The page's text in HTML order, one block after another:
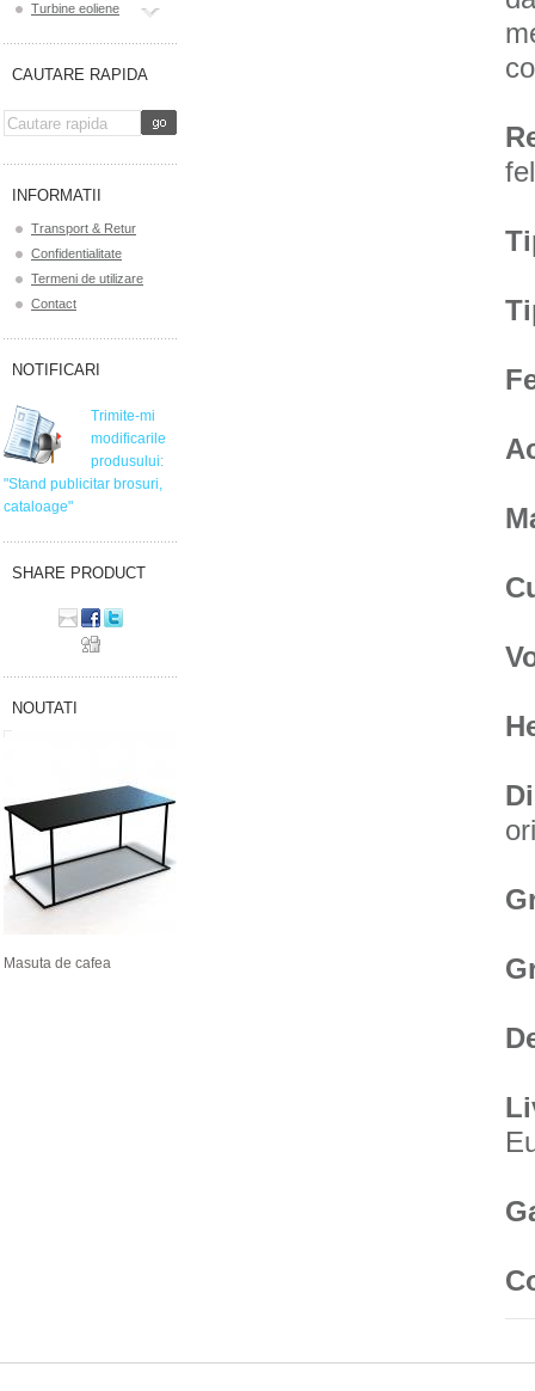
Turbine eoliene
CAUTARE RAPIDA
INFORMATII
Transport & Retur
Confidentialitate
Termeni de utilizare
Contact
NOTIFICARI
Trimite-mi
modificarile
produsului:
"Stand publicitar brosuri,
cataloage"
SHARE PRODUCT
NOUTATI
Masuta de cafea